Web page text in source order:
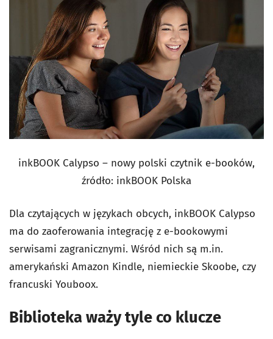
inkBOOK Calypso – nowy polski czytnik e-booków,
źródło: inkBOOK Polska
Dla czytających w językach obcych, inkBOOK Calypso
ma do zaoferowania integrację z e-bookowymi
serwisami zagranicznymi. Wśród nich są m.in.
amerykański Amazon Kindle, niemieckie Skoobe, czy
francuski Youboox.
Biblioteka waży tyle co klucze